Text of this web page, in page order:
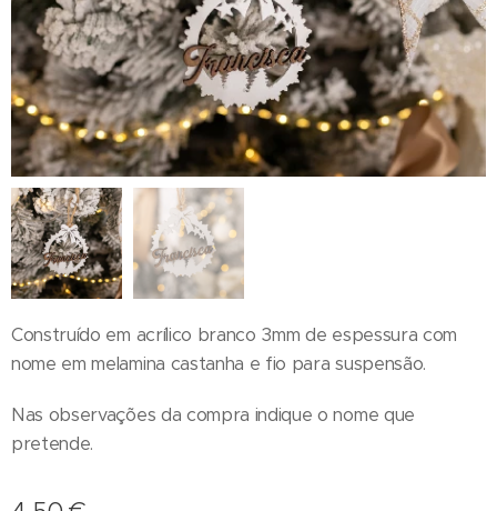
Construído em acrílico branco 3mm de espessura com
nome em melamina castanha e fio para suspensão.
Nas observações da compra indique o nome que
pretende.